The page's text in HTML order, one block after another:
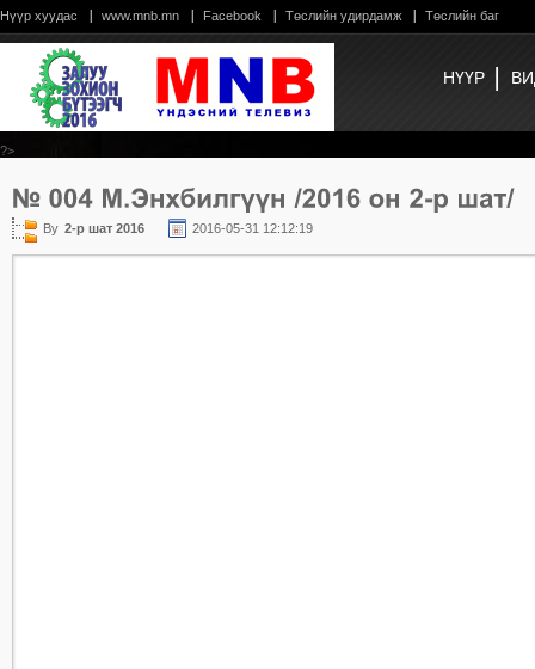
Нүүр хуудас www.mnb.mn Facebook Төслийн удирдамж Төслийн баг
НҮҮР
?>
By 2-р шат 2016 2016-05-31 12:12:19